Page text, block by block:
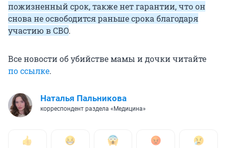
пожизненный срок, также нет гарантии, что он
снова не освободится раньше срока благодаря
участию в СВО.
Все новости об убийстве мамы и дочки читайте
по ссылке.
Наталья Пальникова
корреспондент раздела «Медицина»